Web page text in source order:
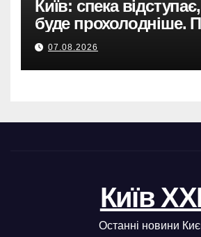
Київ: спека
буде прохолодніше.
погоди
07.08.2026
Київ
Останні новини